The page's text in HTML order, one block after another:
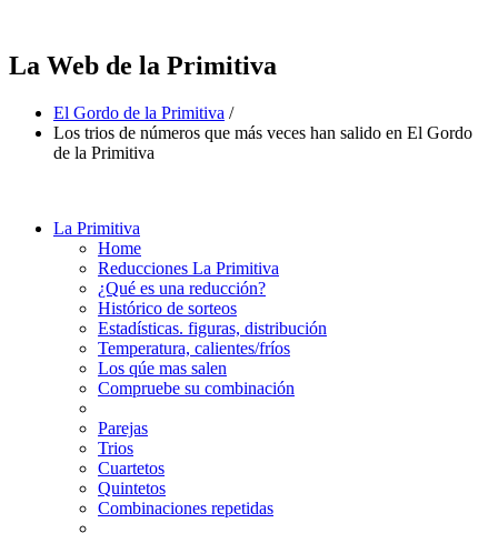
La Web de la Primitiva
El Gordo de la Primitiva /
Los trios de números que más veces han salido en El Gordo
de la Primitiva
La Primitiva
Home
Reducciones La Primitiva
¿Qué es una reducción?
Histórico de sorteos
Estadísticas. figuras, distribución
Temperatura, calientes/fríos
Los qúe mas salen
Compruebe su combinación
Parejas
Trios
Cuartetos
Quintetos
Combinaciones repetidas